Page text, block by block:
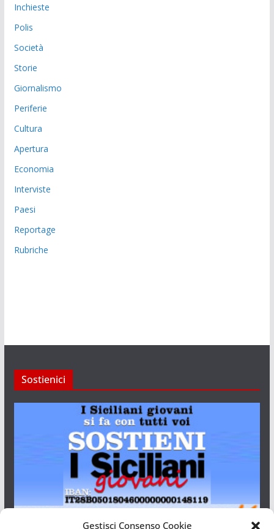
Gestisci Consenso Cookie
Inchieste
Polis
Società
Storie
Giornalismo
Periferie
Cultura
Apertura
Economia
Interviste
Paesi
Reportage
Rubriche
Sostienici